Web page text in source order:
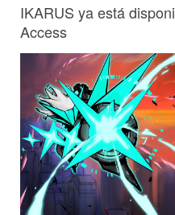
IKARUS ya está
Access